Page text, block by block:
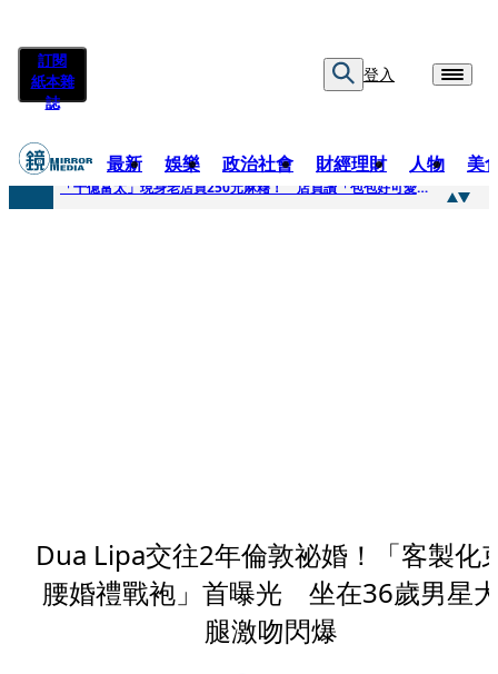
訂閱
紙本雜
誌
登入
最新 娛樂 政治社會 財經理財 人物 美
快訊
「千億富太」現身老店買250元麻糬！ 店員讚「包包好可愛」她笑回：我自己做的
Dua Lipa交往2年倫敦祕婚！「客製化
腰婚禮戰袍」首曝光 坐在36歲男星
腿激吻閃爆